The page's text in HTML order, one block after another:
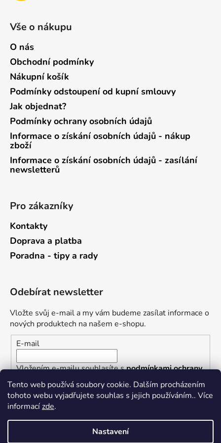
Tento web používá soubory cookie. Dalším procházením
tohoto webu vyjadřujete souhlas s jejich používáním.. Více
informacízde.
Nastavení
Vše o nákupu
O nás
Obchodní podmínky
Nákupní košík
Podmínky odstoupení od kupní smlouvy
Jak objednat?
Podmínky ochrany osobních údajů
Informace o získání osobních údajů - nákup
zboží
Informace o získání osobních údajů - zasílání
newsletterů
Pro zákazníky
Kontakty
Doprava a platba
Poradna - tipy a rady
Odebírat newsletter
Vložte svůj e-mail a my vám budeme zasílat informace o
nových produktech na našem e-shopu.
E-mail
Vložením e-mailu souhlasíte spodmínkami ochrany
osobních údajů
PŘIHLÁSIT SE